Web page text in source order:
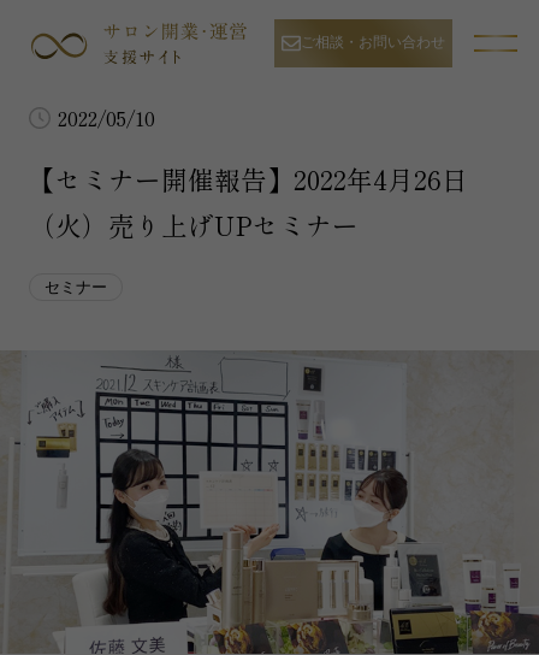
ご相談・お問い合わせ
2022/05/10
【セミナー開催報告】2022年4月26日
（火）売り上げUPセミナー
セミナー